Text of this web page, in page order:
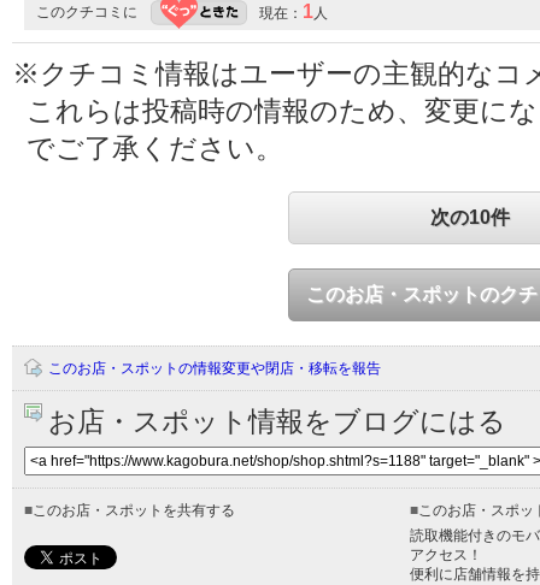
このクチコミに 現在： 1人
※クチコミ情報はユーザーの主観的なコ
これらは投稿時の情報のため、変更に
でご了承ください。
次の10件
このお店・スポットのク
このお店・スポットの情報変更や閉店・移転を報告
お店・スポット情報をブログにはる
■このお店・スポットを共有する ■このお店・スポッ
読取機能付きのモ
アクセス！
便利に店舗情報を